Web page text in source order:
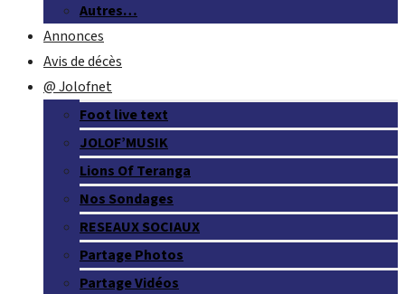
Autres…
Annonces
Avis de décès
@ Jolofnet
Foot live text
JOLOF’MUSIK
Lions Of Teranga
Nos Sondages
RESEAUX SOCIAUX
Partage Photos
Partage Vidéos